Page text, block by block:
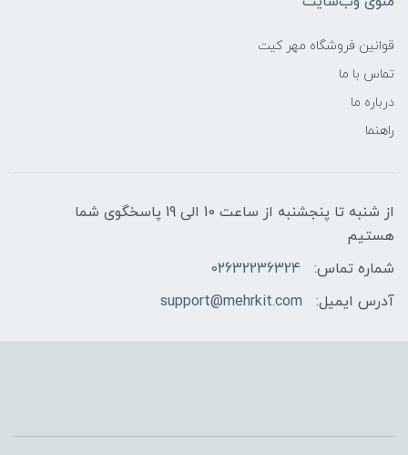
قوانین فروشگاه مهر کیت
تماس با ما
درباره ما
راهنما
از شنبه تا پنجشنبه از ساعت 10 الی 19 پاسخگوی شما
هستیم
شماره تماس:
02632236324
آدرس ایمیل:
support@mehrkit.com